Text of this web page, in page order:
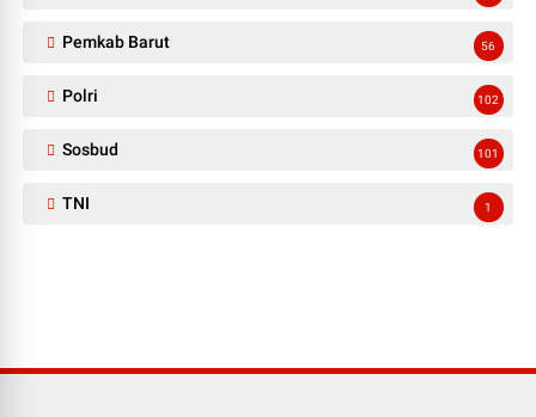
Pemkab Barut 56
Polri 102
Sosbud 101
TNI 1